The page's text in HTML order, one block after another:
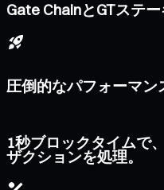
Gate ChainとGTステ
圧倒的なパフォーマン
1秒ブロックタイムで
ザクションを処理。